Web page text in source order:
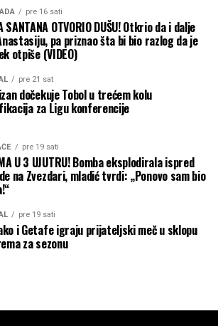
pre 16 sati
SANTANA OTVORIO DUŠU! Otkrio da i dalje
pa priznao šta bi bio razlog da je
otpiše (VIDEO)
pre 21 sat
dočekuje Tobol u trećem kolu
za Ligu konferencije
pre 19 sati
U 3 UJUTRU! Bomba eksplodirala ispred
na Zvezdari, mladić tvrdi: „Ponovo sam bio
pre 19 sati
i Getafe igraju prijateljski meč u sklopu
za sezonu